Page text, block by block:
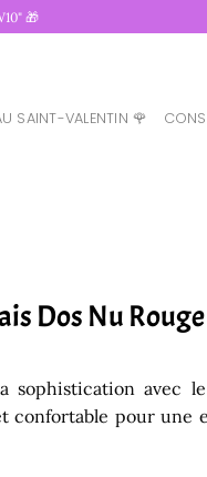
🎁
SAINT-VALENTIN 🌹
Dos Nu Rouge
sophistication avec
confortable pour